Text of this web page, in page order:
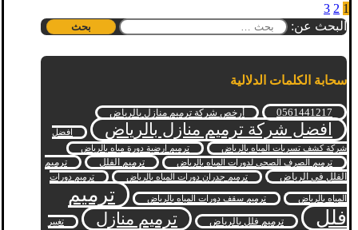
1
2
3
البحث عن:
سحابة الكلمات الدلالية
0561441217 أرخص شركة ترميم منازل بالرياض
افضل شركة ترميم منازل بالرياض
افضل
شركة كشف تسربات المياه بالرياض
ترميم ارضية دورة مياه بالرياض
ترميم الصرف الصحي لدورات المياه بالرياض
ترميم الفلل
ترميم
الفلل في الرياض
ترميم جدران دورات المياه بالرياض ترميم دورات
المياه بالرياض ترميم سقف دورات المياه بالرياض
ترميم
فلل
ترميم فلل بالرياض ترميم منازل
تغيير